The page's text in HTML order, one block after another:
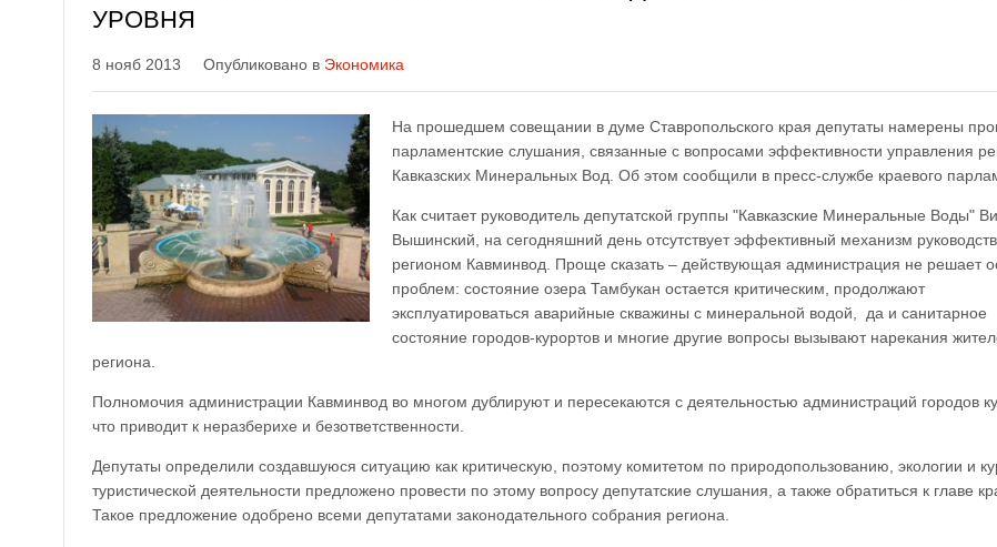
УРОВНЯ
8 нояб 2013 Опубликовано в Экономика
На прошедшем совещании в думе Ставропольского края депутаты намерены
парламентские слушания, связанные с вопросами эффективности управления
Кавказских Минеральных Вод. Об этом сообщили в пресс-службе краевого
Как считает руководитель депутатской группы "Кавказские Минеральные Воды"
Вышинский, на сегодняшний день отсутствует эффективный механизм
регионом Кавминвод. Проще сказать – действующая администрация не решает
проблем: состояние озера Тамбукан остается критическим, продолжают
эксплуатироваться аварийные скважины с минеральной водой, да и санитарное
состояние городов-курортов и многие другие вопросы вызывают нарекания
региона.
Полномочия администрации Кавминвод во многом дублируют и пересекаются с деятельностью администраций городов
что приводит к неразберихе и безответственности.
Депутаты определили создавшуюся ситуацию как критическую, поэтому комитетом по природопользованию, экологии и
туристической деятельности предложено провести по этому вопросу депутатские слушания, а также обратиться к главе
Такое предложение одобрено всеми депутатами законодательного собрания региона.